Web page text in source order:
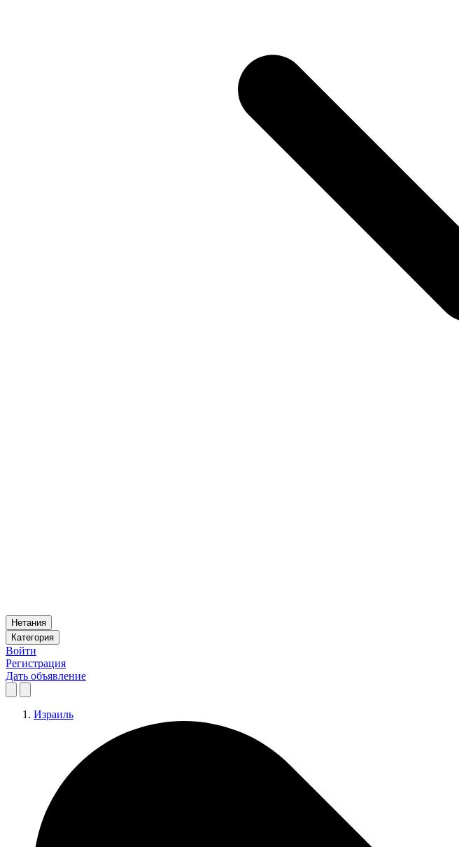
Нетания
Категория
Войти
Регистрация
Дать объявление
Израиль